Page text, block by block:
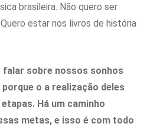
brasileira. Não quero ser
estar nos livros de história
falar sobre nossos sonhos
o a realização deles
Há um caminho
metas, e isso é com todo